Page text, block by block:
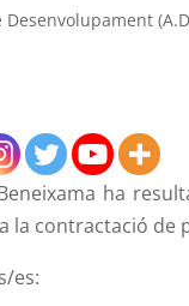
Desenvolupament
ha
la contractació de
es: